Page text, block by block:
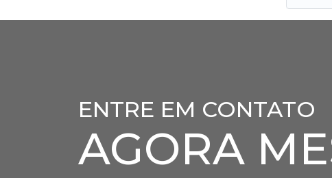
ENTRE EM CONTATO
AGORA